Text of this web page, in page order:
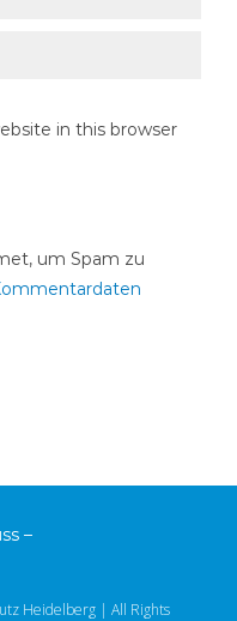
in this browser
um Spam zu
–
Heidelberg | All Rights